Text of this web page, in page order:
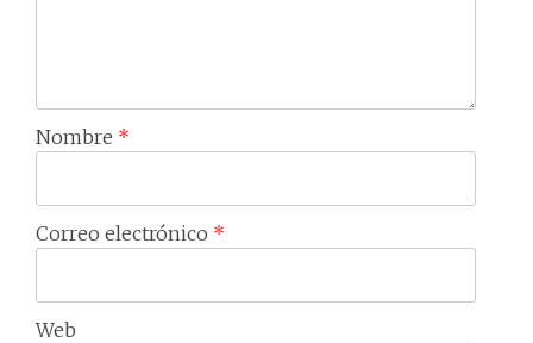
Nombre *
Correo electrónico *
Web